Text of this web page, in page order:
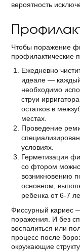
вероятность
Чтобы поражение
профилактические
Ежедневно
идеале —
необходимо
струи
остатков в
местах.
Проведение
условиях.
Герметизация
со фтором можно
возникновению
основном,
ребенка от 6-7
Фиссурный кариес
поражения. И без
воспалиться или
процесс после
окружающие